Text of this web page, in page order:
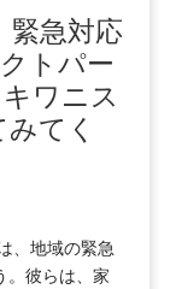
急対応
トパー
ワニス
てく
、地域の緊急
。彼らは、家